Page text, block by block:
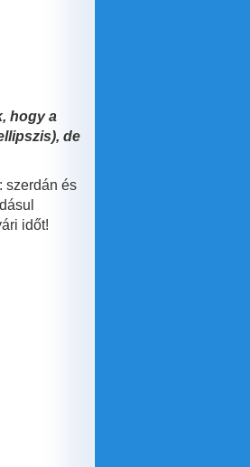
hogy a
de
szerdán és
időt!